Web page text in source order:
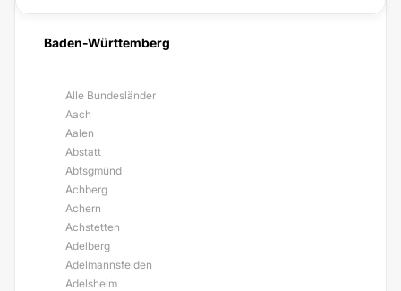
Baden-Württemberg
Alle Bundesländer
Aach
Aalen
Abstatt
Abtsgmünd
Achberg
Achern
Achstetten
Adelberg
Adelmannsfelden
Adelsheim